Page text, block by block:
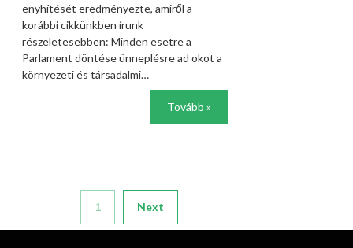
enyhítését eredményezte, amiről a
korábbi cikkünkben írunk
részeletesebben: Minden esetre a
Parlament döntése ünneplésre ad okot a
környezeti és társadalmi…
Tovább »
1 Next